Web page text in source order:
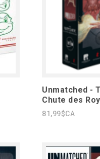
Unmatched -
Chute des
81,99$CA